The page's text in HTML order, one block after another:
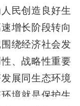
民创造良好生
增长阶段转向
绕经济社会发
、战略性重要
展同生态环境
境就是保护生